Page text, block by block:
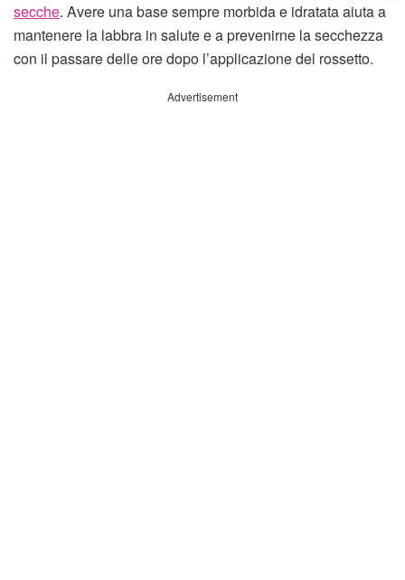
secche. Avere una base sempre morbida e idratata aiuta a
mantenere la labbra in salute e a prevenirne la secchezza
con il passare delle ore dopo l’applicazione del rossetto.
Advertisement